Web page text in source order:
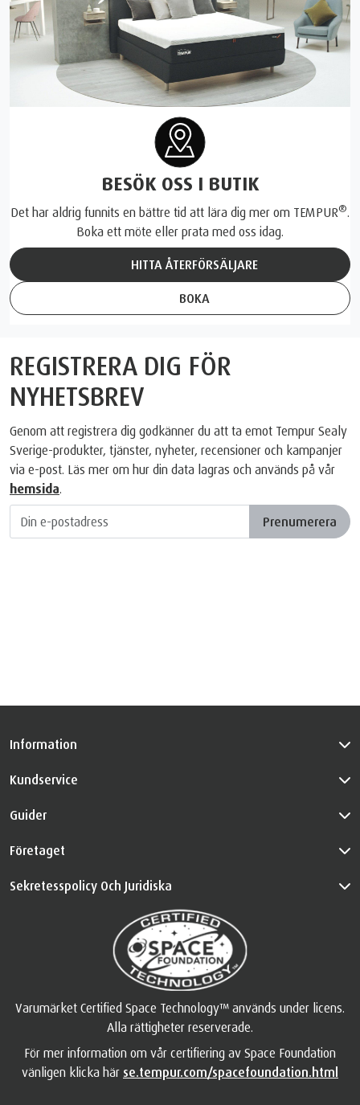
BESÖK OSS I BUTIK
Det har aldrig funnits en bättre tid att lära dig mer om TEMPUR®.
Boka ett möte eller prata med oss idag.
HITTA ÅTERFÖRSÄLJARE
BOKA
REGISTRERA DIG FÖR
NYHETSBREV
Genom att registrera dig godkänner du att ta emot Tempur Sealy
Sverige-produkter, tjänster, nyheter, recensioner och kampanjer
via e-post. Läs mer om hur din data lagras och används på vår
hemsida.
Prenumerera
Information
Kundservice
Guider
Företaget
Sekretesspolicy Och Juridiska
Varumärket Certified Space Technology™ används under licens.
Alla rättigheter reserverade.
För mer information om vår certifiering av Space Foundation
vänligen klicka här se.tempur.com/spacefoundation.html